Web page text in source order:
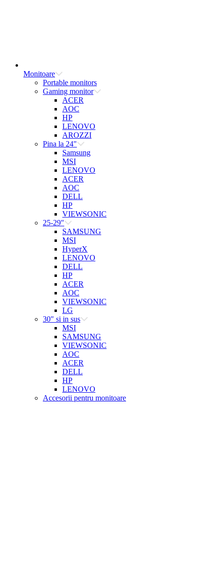
Monitoare
Portable monitors
Gaming monitor
ACER
AOC
HP
LENOVO
AROZZI
Pina la 24"
Samsung
MSI
LENOVO
ACER
AOC
DELL
HP
VIEWSONIC
25-29"
SAMSUNG
MSI
HyperX
LENOVO
DELL
HP
ACER
AOC
VIEWSONIC
LG
30" si in sus
MSI
SAMSUNG
VIEWSONIC
AOC
ACER
DELL
HP
LENOVO
Accesorii pentru monitoare